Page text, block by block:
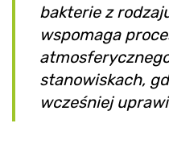
bakterie z
wspomaga
stanowiskach,
wcześniej